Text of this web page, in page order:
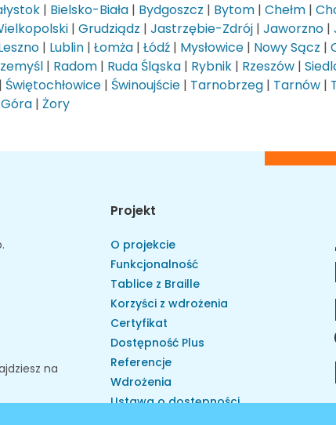
| Bielsko-Biała | Bydgoszcz | Bytom | Chełm |
| Grudziądz | Jastrzębie-Zdrój | Jaworzno |
| Lublin | Łomża | Łódź | Mysłowice | Nowy Sącz |
| Radom | Ruda Śląska | Rybnik | Rzeszów |
| Świętochłowice | Świnoujście | Tarnobrzeg | Tarnów |
| Żory
na
Projekt
O projekcie
Funkcjonalność
Tablice z Braille
Korzyści z wdrożenia
Certyfikat
Dostępność Plus
Referencje
Wdrożenia
Ustawa o dostępności